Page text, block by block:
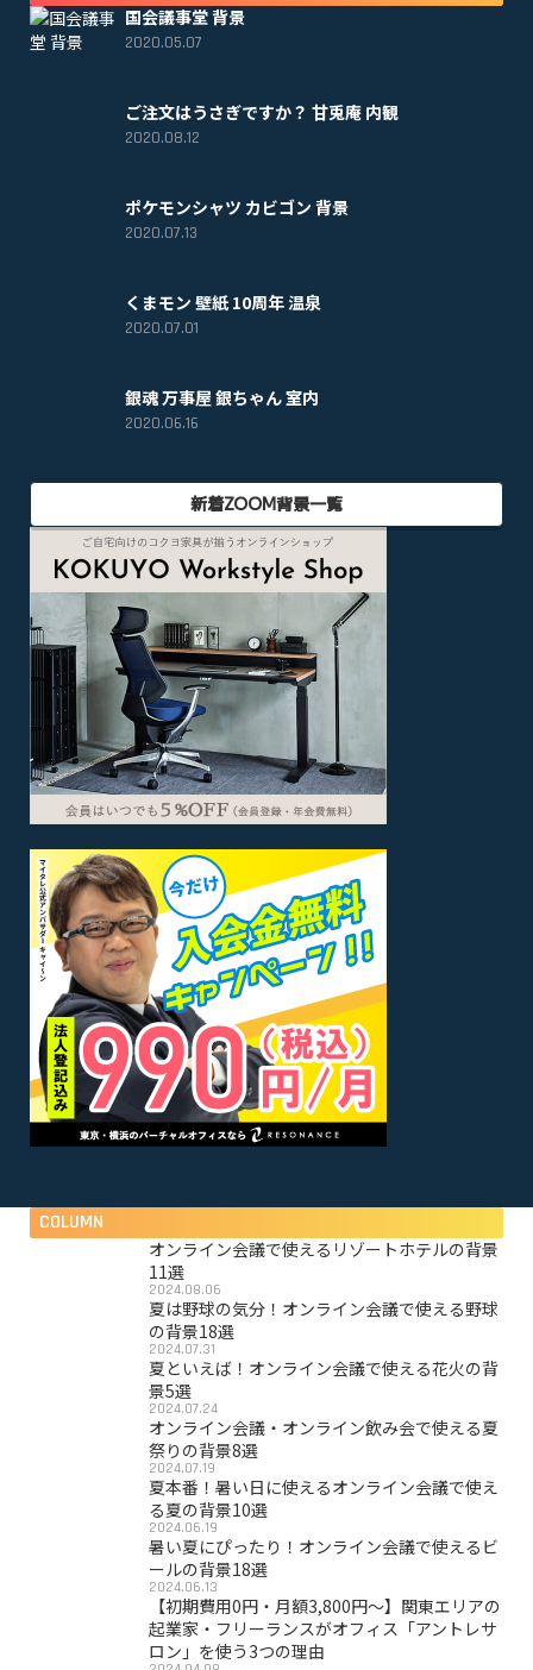
国会議事堂 背景
2020.05.07
ご注文はうさぎですか？ 甘兎庵 内観
2020.08.12
ポケモンシャツ カビゴン 背景
2020.07.13
くまモン 壁紙 10周年 温泉
2020.07.01
銀魂 万事屋 銀ちゃん 室内
2020.06.16
新着ZOOM背景一覧
COLUMN
オンライン会議で使えるリゾートホテルの背景
11選
2024.08.06
夏は野球の気分！オンライン会議で使える野球
の背景18選
2024.07.31
夏といえば！オンライン会議で使える花火の背
景5選
2024.07.24
オンライン会議・オンライン飲み会で使える夏
祭りの背景8選
2024.07.19
夏本番！暑い日に使えるオンライン会議で使え
る夏の背景10選
2024.06.19
暑い夏にぴったり！オンライン会議で使えるビ
ールの背景18選
2024.06.13
【初期費用0円・月額3,800円〜】関東エリアの
起業家・フリーランスがオフィス「アントレサ
ロン」を使う3つの理由